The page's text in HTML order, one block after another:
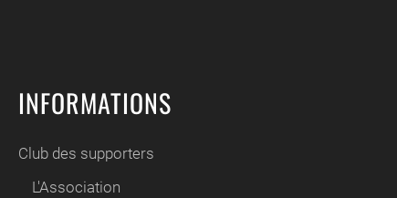
INFORMATIONS
Club des supporters
L'Association